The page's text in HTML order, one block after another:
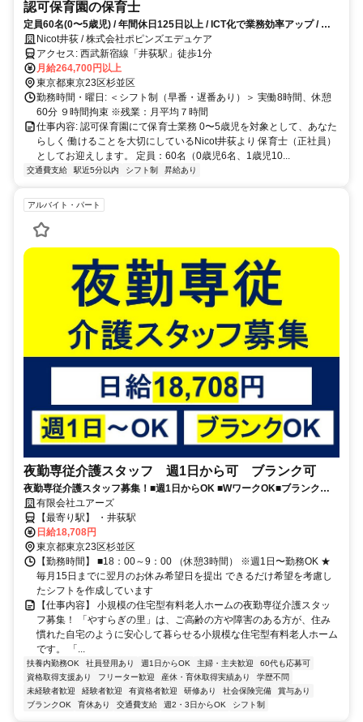
認可保育園の保育士
定員60名(0〜5歳児) / 年間休日125日以上 / ICT化で業務効率アップ / 充
実の研修制度あり
Nicot井荻 / 株式会社ポピンズエデュケア
アクセス: 西武新宿線「井荻駅」徒歩1分
月給264,700円以上
東京都東京23区杉並区
勤務時間・曜日: ＜シフト制（早番・遅番あり）＞ 実働8時間、休憩
60分 ９時間拘束 ※残業：月平均７時間
仕事内容: 認可保育園にて保育士業務 0〜5歳児を対象として、あなた
らしく 働けることを大切にしているNicot井荻より 保育士（正社員）
としてお迎えします。 定員：60名（0歳児6名、1歳児10...
交通費支給 駅近5分以内 シフト制 昇給あり
アルバイト・パート
夜勤専従介護スタッフ 週1日から可 ブランク可
夜勤専従介護スタッフ募集！■週1日からOK ■WワークOK■ブランク
OK■資格取得支援制度あり■年齢不問
有限会社ユアーズ
【最寄り駅】 ・井荻駅
日給18,708円
東京都東京23区杉並区
【勤務時間】 ■18：00～9：00 （休憩3時間） ※週1日〜勤務OK ★
毎月15日までに翌月のお休み希望日を提出 できるだけ希望を考慮し
たシフトを作成しています
【仕事内容】 小規模の住宅型有料老人ホームの夜勤専従介護スタッ
フ募集！ 「やすらぎの里」は、ご高齢の方や障害のある方が、住み
慣れた自宅のように安心して暮らせる小規模な住宅型有料老人ホーム
です。 「...
扶養内勤務OK 社員登用あり 週1日からOK 主婦・主夫歓迎
60代も応募可
資格取得支援あり
フリーター歓迎 産休・育休取得実績あり
学歴不問
未経験者歓迎
経験者歓迎 有資格者歓迎 研修あり 社会保険完備
賞与あり
ブランクOK
育休あり 交通費支給 週2・3日からOK シフト制